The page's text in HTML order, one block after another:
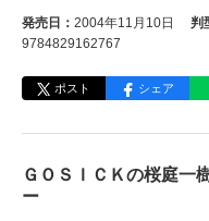
発売日： 2004年11月10日 判
9784829162767
ポスト シェア
ＧＯＳＩＣＫの桜庭
ー